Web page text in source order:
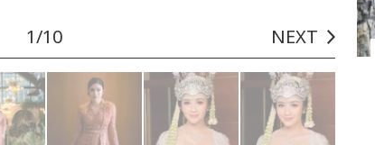
1/10 NEXT